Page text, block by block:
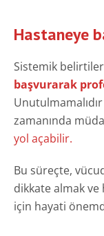
Hastaneye
Sistemik belirtiler
başvurarak
zamanında
yol açabilir.
Bu süreçte,
dikkate almak ve
için hayati